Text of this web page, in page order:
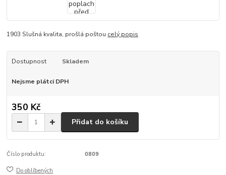
1903 Slušná kvalita, prošlá poštou celý popis
Dostupnost Skladem
Nejsme plátci DPH
350 Kč
Přidat do košíku
Číslo produktu: 0809
Do oblíbených